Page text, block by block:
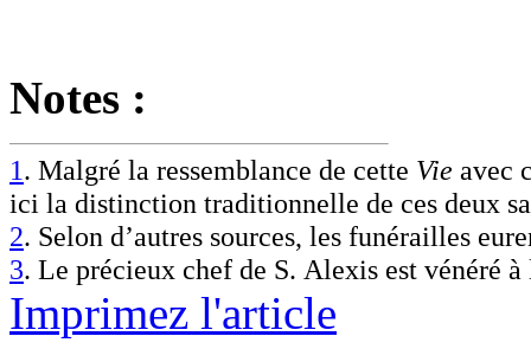
Notes :
1. Malgré la ressemblance de cette Vie avec
ici la distinction traditionnelle de ces deux
2. Selon d’autres sources, les funérailles
3. Le précieux chef de S. Alexis est vénéré
Imprimez l'article